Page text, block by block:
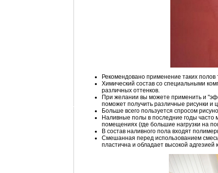
Рекомендовано применение таких
Химический состав со специальными
различных оттенков.
При желании вы можете применить и
поможет получить различные рисунки и
Больше всего пользуется спросом
Наливные полы в последние годы
помещениях (где большие нагрузки на
В состав наливного пола входят
Смешанная перед использованием
пластична и обладает высокой адгезией